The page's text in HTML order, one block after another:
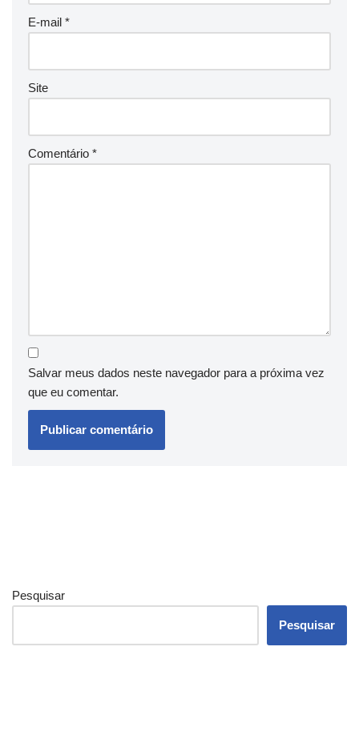
E-mail *
Site
Comentário *
Salvar meus dados neste navegador para a próxima vez
que eu comentar.
Pesquisar
Pesquisar